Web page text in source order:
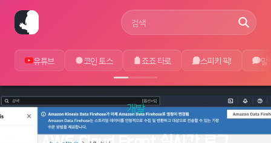
사이트 검색어
유튜브 코인 토스 죠죠 타로 스피키 픽! 말
개발